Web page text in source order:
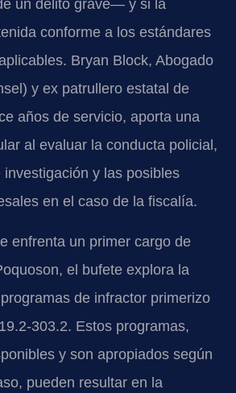
un delito grave— y si la
conforme a los estándares
Bryan Block, Abogado
y ex patrullero estatal de
años de servicio, aporta una
al evaluar la conducta policial,
investigación y las posibles
en el caso de la fiscalía.
enfrenta un primer cargo de
el bufete explora la
de infractor primerizo
303.2. Estos programas,
y son apropiados según
pueden resultar en la